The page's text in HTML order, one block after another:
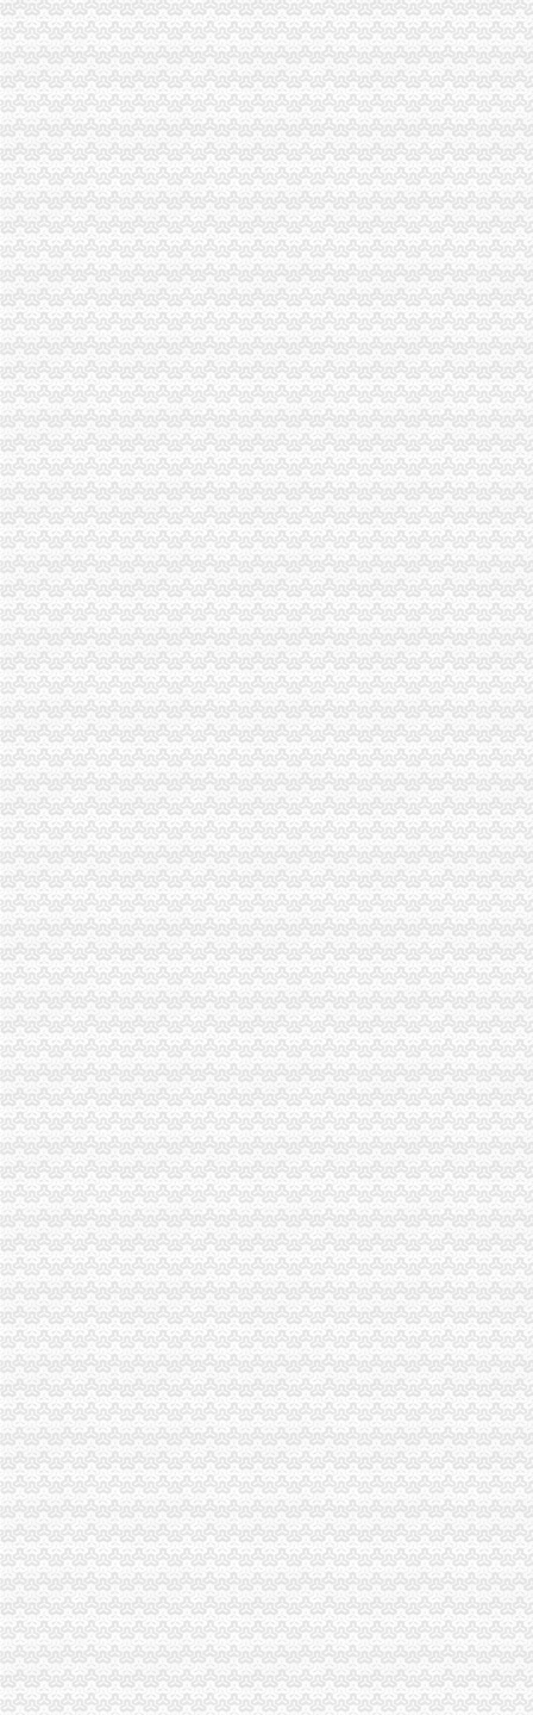
【图】新注册证券咨询公司转让报价_北京工商注册_北京列表网
壳擦家具增光泽壳是废物,但废物也能利用,还具有居家清洁的
：重庆水务年报_交易所公告_市场_中金在线
dafa888场下载
重庆房产新闻_重庆房地产资讯-重庆搜狐焦点网
大学城办税务登记证
钱江晚报
孝感槐荫论坛-槐荫城事-个体户没有税务登记证就不能办pos机吗？
开复印店需要什么样的设备？_开复印店聚合信息_开店之家
2014年12月新办税务登记证名单
孝感槐荫论坛-槐荫城事-请问：做点小生意,办理税务登记证需要哪些
磁器口办税务登记证
【办理组织机构代码证、办理税务登记证】-朝大望路易登网
办理税务登记证书-广州58同城
个体户怎样办理税务登记证-莱西财务税务
五证合一后企业要办税务登记申领发票得咋整？_社会_新民网
办理税务登记的核准（天元区地税局）
陈家湾办税务登记证
无锡滨湖档案局-开放档案目录
【图】洪山陈家湾专业代理记账税务咨询纳税工商注册审计公司注销代
【财务主管/总账主管3-5年招聘_新财务主管/总账主管3-5年招聘信息
石料开采是否需要办理开采证_破碎机厂家
武汉硚口区会计实账培训机构哪里好-会计从业资格培训-武汉求学快递网
陈家桥办税务登记证
租售转让|公司|重庆市|重庆_新浪新闻
方正证券-资讯
招商银行--四平包装（）2014年年度报告
办事项目：劳的动保障书面审查.doc8页-高清全文免费预览-max文档
晨报万事通_新浪新闻
沙坪坝区办税务登记证流程
单位纳税人、个体工商户、分支机构办理税务登记证的流程
开沙场与开采石场手续_破碎机厂家
注册个公司要多少钱？注册公司流程步骤_更富学院_资讯_更富网
重庆沙坪坝工商**公司注册重庆沙坪坝工商**优惠办理重庆公司注册今
沙坪坝哪里可以办理,沙坪坝哪里能够办理个人无押|价
重庆办税务登记证
求助！！分公司关于办理税务登记证之事-职场人生-广州妈妈论坛
【税务代理】_税务代理公司大全_税务代理价格_顺企网
供应重庆个体工商户如何办理pos机（刷卡机）_重庆POS机_重庆对
重庆市开县南门镇中心小学学校食堂设备（项目编号=开府采购办函〔
10月起重庆全面实施“三证合一”需要的17套材料变1套-经典重
沙坪坝区办税务登记证
个体工商户仍须办理税务登记证第E08版：晨刊·综合期
【深圳龙华新区区税务登记|税务登记证办理|代理税务登记】-深圳赶集网
重庆永川区重庆工商代办要办理税务登记证的资料_志趣网
北京办税务登记证
海豹务咨询_网易体育
石井坡
重庆沙坪坝石井坡管道疏通公司|重庆沙坪坝石井坡管道疏通-重庆沙坪
双碑、石井坡社区卫生服务中心联合支部组织学习《榜样》专题节目
重庆沙坪坝石井坡好的美发学校重庆新时代学校T新闻头条-湛江其他
重庆市沙坪坝石井坡附近安利专卖店地址重庆市沙坪坝石井坡哪【今日
石井坡街道开展防范非法集资宣活动
曾家办税务登记证
敖汉旗国税局为家“营改增”企业成功办理税务登记敖汉动态-赤峰
武汉三区试点：工商税务质监三证可一次办齐
江苏改革登记程序“三证”合一跨省办业务难-新闻频道-西部网陕西新
珺元：税务登记证遗失如何处理-青岛代理记账_青岛注册公司-青岛珺元
静安区办理工商营业执照登记税务登记证代理记账一站式-上海58同城
杨公桥办税务登记证
“两证整合”营业执照后,是否需要在领取营业执照30日内办理税务
嘉善国、地税部门联合开展办（换）税务登记证工作--浙江在线-嘉兴频道
谁识有人专门件的,例如税务登记证,卫生许可许！-畅谈罗定
自用房要缴房产税吗？如要缴,是从办税务登记证之日开始计算吗？
如何办理税务登记证法规-110网
西永办税务登记证
2017年南怎么样注册公司流程及费用
疑惑,办理税务登记证局部收费？？【聊城吧】_百度贴吧